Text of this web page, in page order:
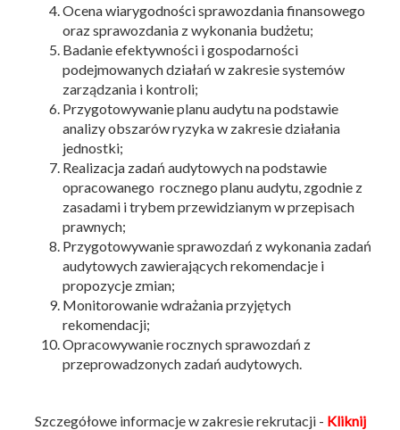
Ocena wiarygodności sprawozdania finansowego
oraz sprawozdania z wykonania budżetu;
Badanie efektywności i gospodarności
podejmowanych działań w zakresie systemów
zarządzania i kontroli;
Przygotowywanie planu audytu na podstawie
analizy obszarów ryzyka w zakresie działania
jednostki;
Realizacja zadań audytowych na podstawie
opracowanego rocznego planu audytu, zgodnie z
zasadami i trybem przewidzianym w przepisach
prawnych;
Przygotowywanie sprawozdań z wykonania zadań
audytowych zawierających rekomendacje i
propozycje zmian;
Monitorowanie wdrażania przyjętych
rekomendacji;
Opracowywanie rocznych sprawozdań z
przeprowadzonych zadań audytowych.
Szczegółowe informacje w zakresie rekrutacji - Kliknij